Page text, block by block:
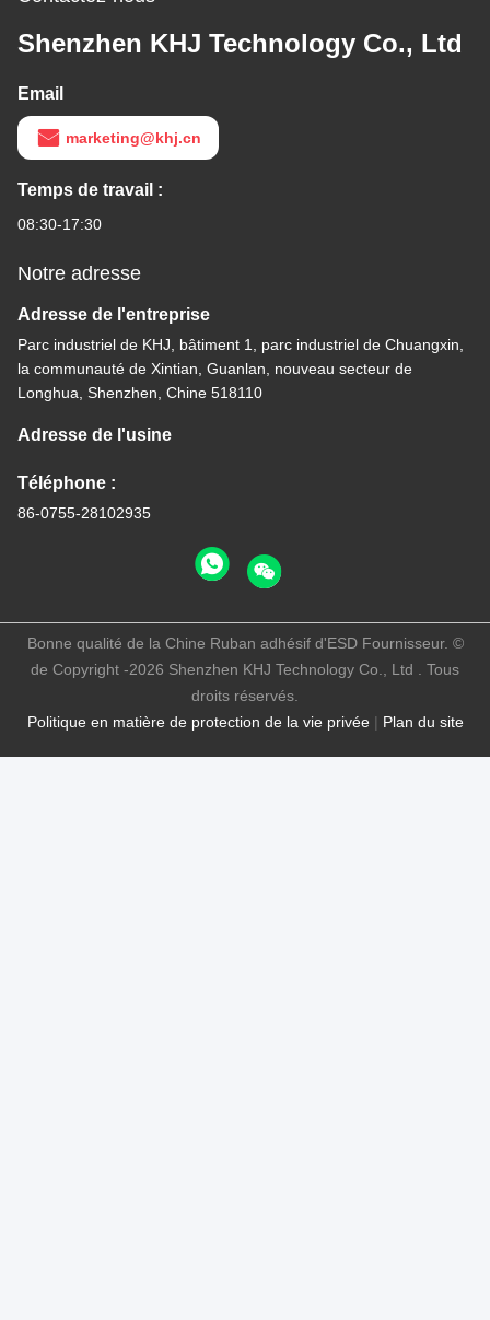
Shenzhen KHJ Technology Co., Ltd
Email
marketing@khj.cn
Temps de travail :
08:30-17:30
Notre adresse
Adresse de l'entreprise
Parc industriel de KHJ, bâtiment 1, parc industriel de Chuangxin,
la communauté de Xintian, Guanlan, nouveau secteur de
Longhua, Shenzhen, Chine 518110
Adresse de l'usine
Téléphone :
86-0755-28102935
Politique en matière de protection de la vie privée| Plan du site
Bonne qualité de la Chine Ruban adhésif d'ESD Fournisseur. ©
de Copyright -2026 Shenzhen KHJ Technology Co., Ltd . Tous
droits réservés.